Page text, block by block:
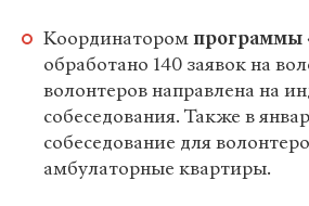
Координаторомпрограммы
обработано 140 заявок на
волонтеров направлена на
собеседования. Также в
собеседование для
амбулаторные квартиры.